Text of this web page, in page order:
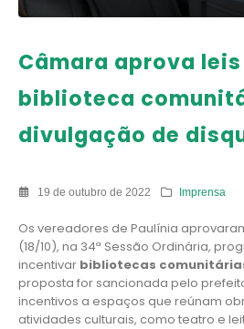
Câmara aprova
biblioteca
divulgação de
19 de outubro de 2022 Imprensa
Os vereadores de Paulínia
(18/10), na 34ª Sessão Ordinária,
incentivar bibliotecas
proposta for sancionada pelo
incentivos a espaços que reúnam
atividades culturais, como teatro e